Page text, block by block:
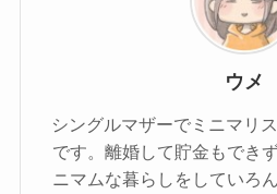
ウメ
シングルマザーでミニマリ
です。離婚して貯金もでき
ニマムな暮らしをしていろ